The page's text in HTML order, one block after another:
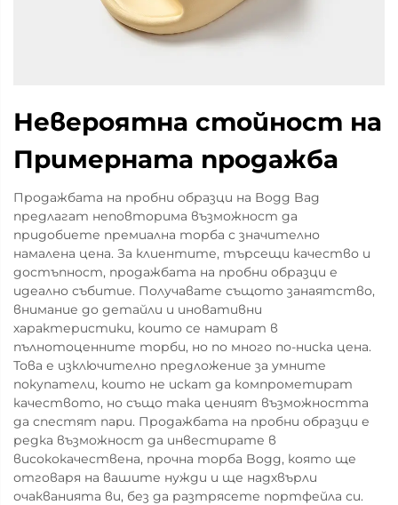
Невероятна стойност на
Примерната продажба
Продажбата на пробни образци на Bogg Bag
предлагат неповторима възможност да
придобиете премиална торба с значително
намалена цена. За клиентите, търсещи качество и
достъпност, продажбата на пробни образци е
идеално събитие. Получавате същото занаятство,
внимание до детайли и иновативни
характеристики, които се намират в
пълнотоценните торби, но по много по-ниска цена.
Това е изключително предложение за умните
покупатели, които не искат да компрометират
качеството, но също така ценият възможността
да спестят пари. Продажбата на пробни образци е
редка възможност да инвестирате в
висококачествена, прочна торба Bogg, която ще
отговаря на вашите нужди и ще надхвърли
очакванията ви, без да разтрясете портфейла си.